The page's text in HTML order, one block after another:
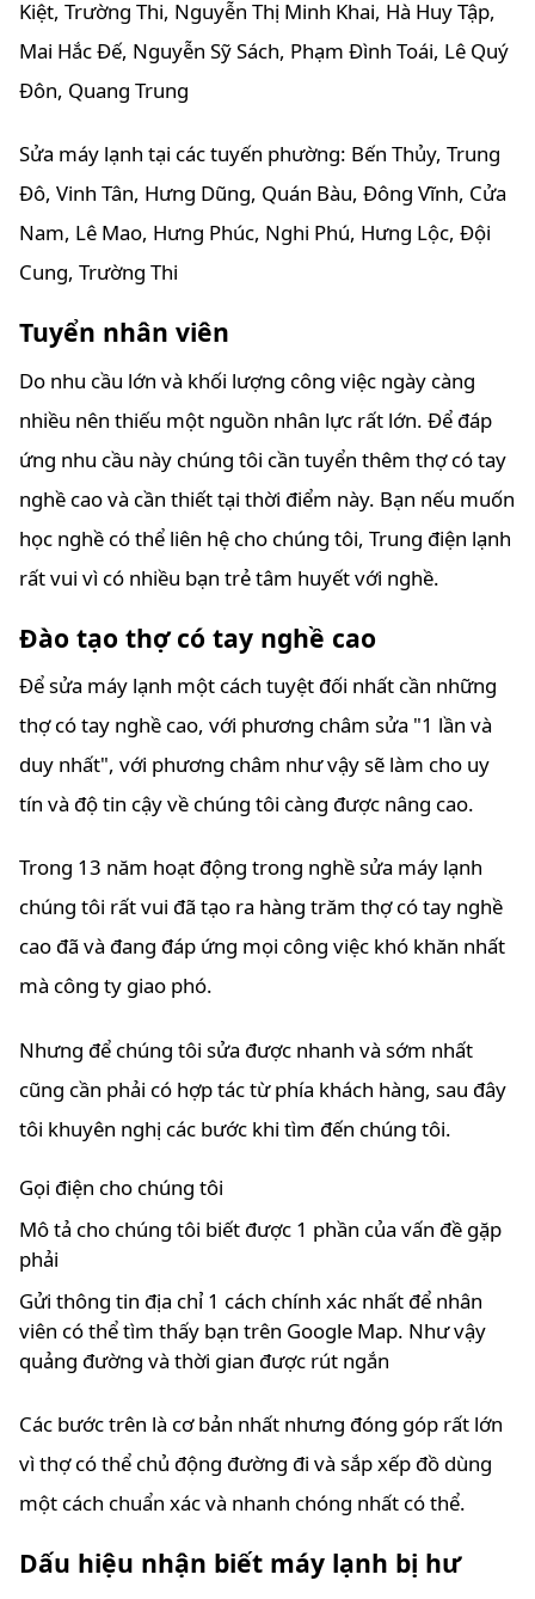
Kiệt, Trường Thi, Nguyễn Thị Minh Khai, Hà Huy Tập,
Mai Hắc Đế, Nguyễn Sỹ Sách, Phạm Đình Toái, Lê Quý
Đôn, Quang Trung
Sửa máy lạnh tại các tuyến phường: Bến Thủy, Trung
Đô, Vinh Tân, Hưng Dũng, Quán Bàu, Đông Vĩnh, Cửa
Nam, Lê Mao, Hưng Phúc, Nghi Phú, Hưng Lộc, Đội
Cung, Trường Thi
Tuyển nhân viên
Do nhu cầu lớn và khối lượng công việc ngày càng
nhiều nên thiếu một nguồn nhân lực rất lớn. Để đáp
ứng nhu cầu này chúng tôi cần tuyển thêm thợ có tay
nghề cao và cần thiết tại thời điểm này. Bạn nếu muốn
học nghề có thể liên hệ cho chúng tôi, Trung điện lạnh
rất vui vì có nhiều bạn trẻ tâm huyết với nghề.
Đào tạo thợ có tay nghề cao
Để sửa máy lạnh một cách tuyệt đối nhất cần những
thợ có tay nghề cao, với phương châm sửa "1 lần và
duy nhất", với phương châm như vậy sẽ làm cho uy
tín và độ tin cậy về chúng tôi càng được nâng cao.
Trong 13 năm hoạt động trong nghề sửa máy lạnh
chúng tôi rất vui đã tạo ra hàng trăm thợ có tay nghề
cao đã và đang đáp ứng mọi công việc khó khăn nhất
mà công ty giao phó.
Nhưng để chúng tôi sửa được nhanh và sớm nhất
cũng cần phải có hợp tác từ phía khách hàng, sau đây
tôi khuyên nghị các bước khi tìm đến chúng tôi.
Gọi điện cho chúng tôi
Mô tả cho chúng tôi biết được 1 phần của vấn đề gặp
phải
Gửi thông tin địa chỉ 1 cách chính xác nhất để nhân
viên có thể tìm thấy bạn trên Google Map. Như vậy
quảng đường và thời gian được rút ngắn
Các bước trên là cơ bản nhất nhưng đóng góp rất lớn
vì thợ có thể chủ động đường đi và sắp xếp đồ dùng
một cách chuẩn xác và nhanh chóng nhất có thể.
Dấu hiệu nhận biết máy lạnh bị hư